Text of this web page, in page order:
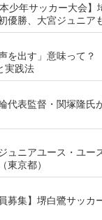
少年サッカー大会
優勝、大宮ジュニア
を出す」意味って
実践法
代表監督・関塚隆氏
ュニアユース・ユー
東京都）
募集】堺白鷺サッカ